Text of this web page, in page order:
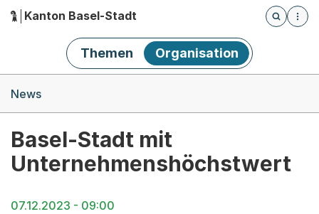
Hauptnavigation
Kanton Basel-Stadt
Öffnet
Themen Organisation
News
Basel-Stadt mit
Unternehmenshöchstwert
07.12.2023 - 09:00